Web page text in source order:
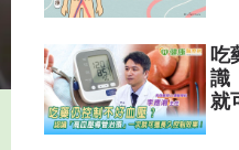
吃
識
就